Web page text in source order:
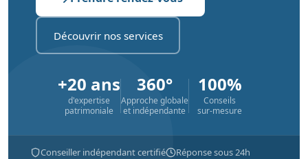
Découvrir nos services
+20 ans
d'expertise
patrimoniale
360°
Approche globale
et indépendante
100%
Conseils
sur-mesure
Conseiller indépendant certifié
Réponse sous 24h